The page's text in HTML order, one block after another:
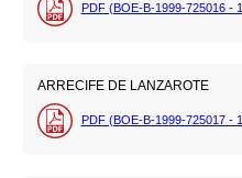
PDF (BOE-B-1999-725016 - 1
ARRECIFE DE LANZAROTE
PDF (BOE-B-1999-725017 - 1